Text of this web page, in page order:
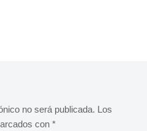
no será publicada. Los
con *